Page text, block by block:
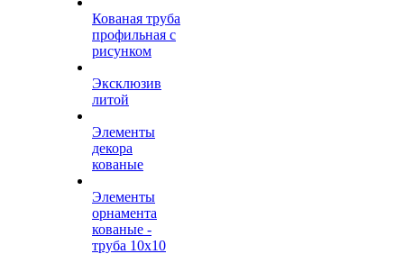
Кованая труба
профильная с
рисунком
Эксклюзив
литой
Элементы
декора
кованые
Элементы
орнамента
кованые -
труба 10х10